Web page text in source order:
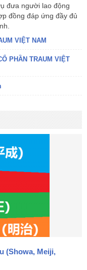
đưa người lao động
đồng đáp ứng đầy đủ
VIỆT NAM
PHẦN TRAUM VIỆT
(Showa, Meiji,